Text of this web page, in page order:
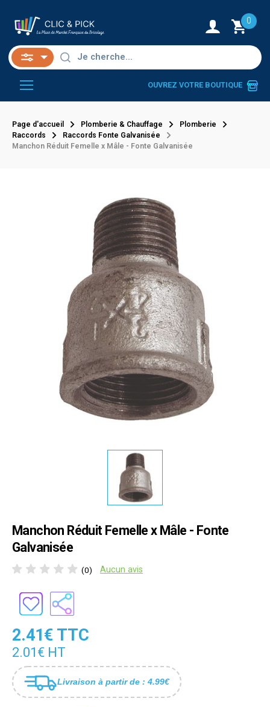
0
OUVREZ VOTRE BOUTIQUE
Page d'accueil Plomberie & Chauffage
Plomberie
Raccords
Raccords Fonte Galvanisée
Manchon Réduit Femelle x Mâle - Fonte Galvanisée
Manchon Réduit Femelle x Mâle - Fonte
Galvanisée
(0) Aucun avis
2.41€ TTC
2.01€ HT
Livraison à partir de : 4.99€